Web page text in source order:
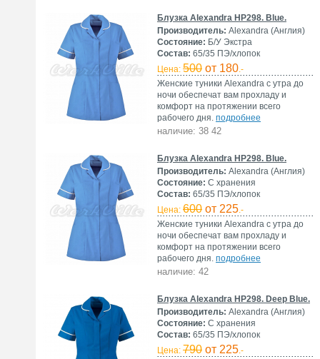
Блузка Alexandra HP298. Blue.
Производитель: Alexandra (Англия)
Состояние: Б/У Экстра
Состав: 65/35 ПЭ/хлопок
Цена: 500 от 180.-
Женские туники Alexandra с утра до
ночи обеспечат вам прохладу и
комфорт на протяжении всего
рабочего дня. подробнее
наличие: 38 42
Блузка Alexandra HP298. Blue.
Производитель: Alexandra (Англия)
Состояние: С хранения
Состав: 65/35 ПЭ/хлопок
Цена: 600 от 225.-
Женские туники Alexandra с утра до
ночи обеспечат вам прохладу и
комфорт на протяжении всего
рабочего дня. подробнее
наличие: 42
Блузка Alexandra HP298. Deep Blue.
Производитель: Alexandra (Англия)
Состояние: С хранения
Состав: 65/35 ПЭ/хлопок
Цена: 790 от 225.-